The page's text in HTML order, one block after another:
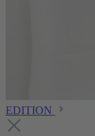
EDITION